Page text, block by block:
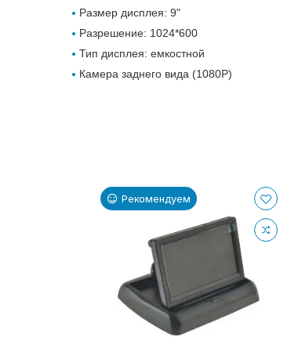
Размер дисплея: 9"
Разрешение: 1024*600
Тип дисплея: емкостной
Камера заднего вида (1080Р)
Рекомендуем